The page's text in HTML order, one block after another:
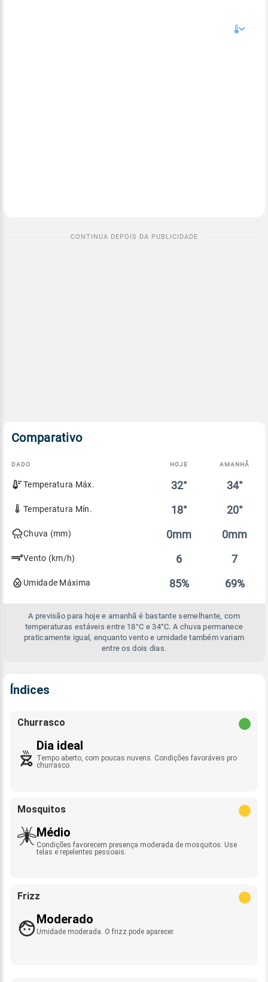
Comparativo
Comparativo
entre
previsão
hoje
DADO HOJE AMANHÃ
Temperatura Máx. 32° 34°
Temperatura Mín. 18° 20°
Chuva (mm) 0mm 0mm
Vento (km/h) 6 7
Umidade Máxima 85% 69%
A previsão para hoje e amanhã é bastante semelhante, com
temperaturas estáveis entre 18°C e 34°C. A chuva permanece
praticamente igual, enquanto vento e umidade também variam
entre os dois dias.
Índices
Churrasco
Dia ideal
Tempo aberto, com poucas nuvens. Condições favoráveis pro
churrasco.
Mosquitos
Médio
Condições favorecem presença moderada de mosquitos. Use
telas e repelentes pessoais.
Frizz
Moderado
Umidade moderada. O frizz pode aparecer.